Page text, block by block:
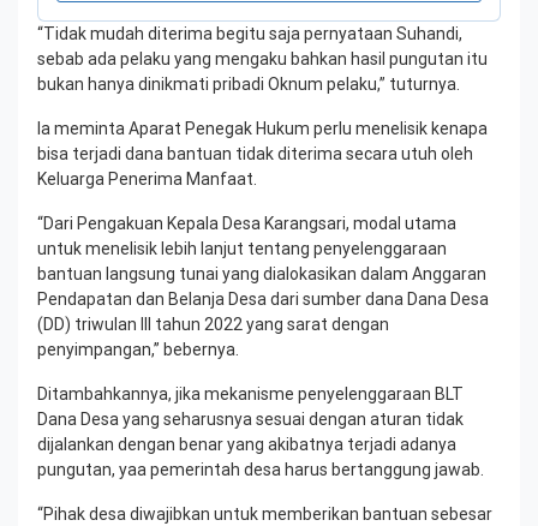
“Tidak mudah diterima begitu saja pernyataan Suhandi,
sebab ada pelaku yang mengaku bahkan hasil pungutan itu
bukan hanya dinikmati pribadi Oknum pelaku,” tuturnya.
Ia meminta Aparat Penegak Hukum perlu menelisik kenapa
bisa terjadi dana bantuan tidak diterima secara utuh oleh
Keluarga Penerima Manfaat.
“Dari Pengakuan Kepala Desa Karangsari, modal utama
untuk menelisik lebih lanjut tentang penyelenggaraan
bantuan langsung tunai yang dialokasikan dalam Anggaran
Pendapatan dan Belanja Desa dari sumber dana Dana Desa
(DD) triwulan III tahun 2022 yang sarat dengan
penyimpangan,” bebernya.
Ditambahkannya, jika mekanisme penyelenggaraan BLT
Dana Desa yang seharusnya sesuai dengan aturan tidak
dijalankan dengan benar yang akibatnya terjadi adanya
pungutan, yaa pemerintah desa harus bertanggung jawab.
“Pihak desa diwajibkan untuk memberikan bantuan sebesar